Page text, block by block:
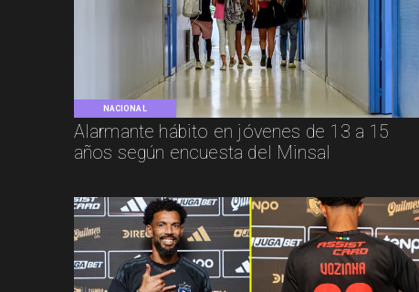
NACIONAL
Alarmante hábito en jóvenes de 13 a 15
años según encuesta del Minsal